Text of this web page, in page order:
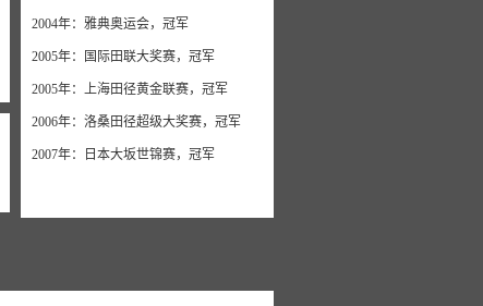
2004年：雅典奥运会，冠军
2005年：国际田联大奖赛，冠军
2005年：上海田径黄金联赛，冠军
2006年：洛桑田径超级大奖赛，冠军
2007年：日本大坂世锦赛，冠军